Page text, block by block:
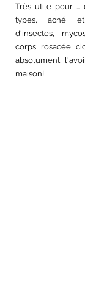
Très utile pour ...
types, acné et
d'insectes,
corps, rosacée,
absolument
maison!